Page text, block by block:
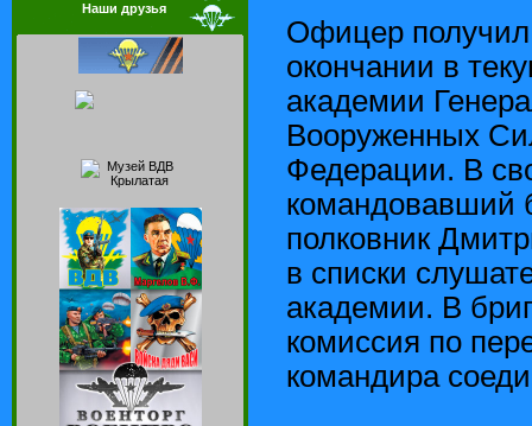
Наши друзья
Офицер получил
окончании в
академии
Вооруженных
Федерации. В
командовавший
полковник
в списки
академии. В
комиссия по
командира